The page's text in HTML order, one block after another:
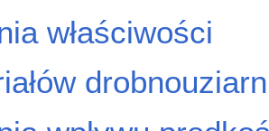
właściwości